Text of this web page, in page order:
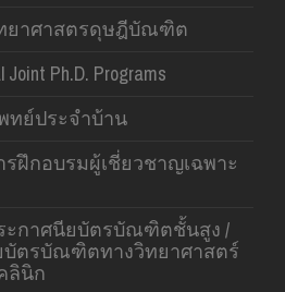
ยาศาสตรดุษฎีบัณฑิต
Joint Ph.D. Programs
ทย์ประจำบ้าน
ฝึกอบรมผู้เชี่ยวชาญเฉพาะ
ะกาศนียบัตรบัณฑิตชั้นสูง /
บัตรบัณฑิตทางวิทยาศาสตร์
ลินิก